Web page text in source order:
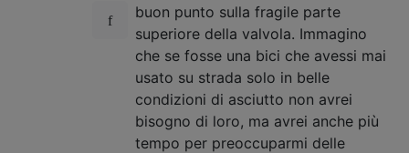
buon punto sulla fragile parte
superiore della valvola. Immagino
che se fosse una bici che avessi mai
usato su strada solo in belle
condizioni di asciutto non avrei
bisogno di loro, ma avrei anche più
tempo per preoccuparmi delle